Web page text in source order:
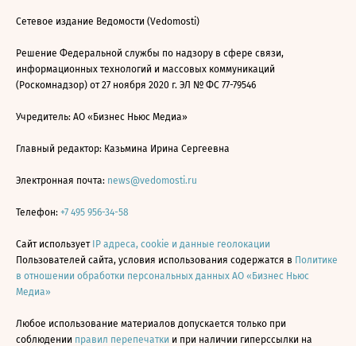
Сетевое издание Ведомости (Vedomosti)
Решение Федеральной службы по надзору в сфере связи,
информационных технологий и массовых коммуникаций
(Роскомнадзор) от 27 ноября 2020 г. ЭЛ № ФС 77-79546
Учредитель: АО «Бизнес Ньюс Медиа»
Главный редактор: Казьмина Ирина Сергеевна
Электронная почта: news@vedomosti.ru
Телефон: +7 495 956-34-58
Сайт использует IP адреса, cookie и данные геолокации
Пользователей сайта, условия использования содержатся в Политике
в отношении обработки персональных данных АО «Бизнес Ньюс
Медиа»
Любое использование материалов допускается только при
соблюдении правил перепечатки и при наличии гиперссылки на